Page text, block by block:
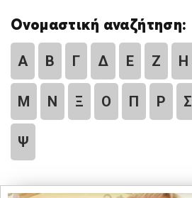
Ονομαστική αναζήτηση:
Α Β Γ Δ Ε Ζ Η
Μ Ν Ξ Ο Π Ρ Σ
Ψ